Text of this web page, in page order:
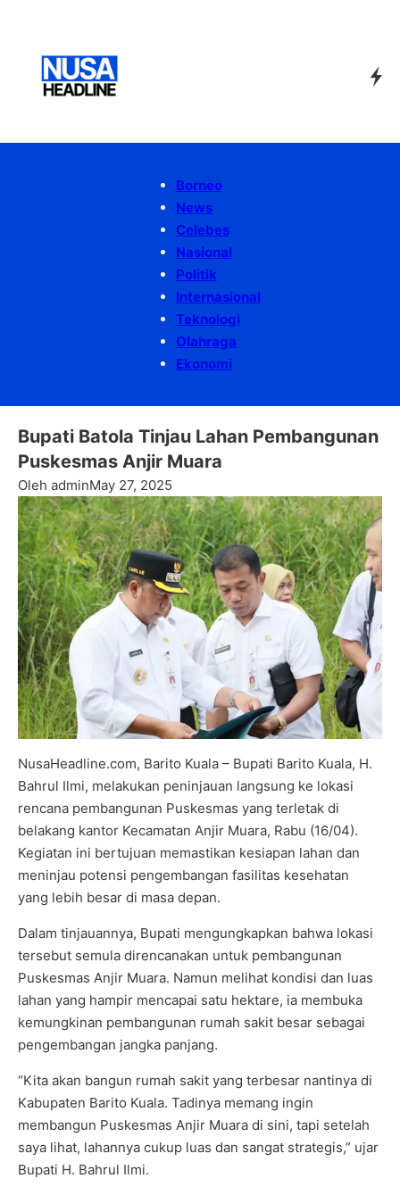
Borneo
News
Celebes
Nasional
Politik
Internasional
Teknologi
Olahraga
Ekonomi
Bupati Batola Tinjau Lahan Pembangunan
Puskesmas Anjir Muara
Oleh adminMay 27, 2025
NusaHeadline.com, Barito Kuala – Bupati Barito Kuala, H.
Bahrul Ilmi, melakukan peninjauan langsung ke lokasi
rencana pembangunan Puskesmas yang terletak di
belakang kantor Kecamatan Anjir Muara, Rabu (16/04).
Kegiatan ini bertujuan memastikan kesiapan lahan dan
meninjau potensi pengembangan fasilitas kesehatan
yang lebih besar di masa depan.
Dalam tinjauannya, Bupati mengungkapkan bahwa lokasi
tersebut semula direncanakan untuk pembangunan
Puskesmas Anjir Muara. Namun melihat kondisi dan luas
lahan yang hampir mencapai satu hektare, ia membuka
kemungkinan pembangunan rumah sakit besar sebagai
pengembangan jangka panjang.
“Kita akan bangun rumah sakit yang terbesar nantinya di
Kabupaten Barito Kuala. Tadinya memang ingin
membangun Puskesmas Anjir Muara di sini, tapi setelah
saya lihat, lahannya cukup luas dan sangat strategis,” ujar
Bupati H. Bahrul Ilmi.